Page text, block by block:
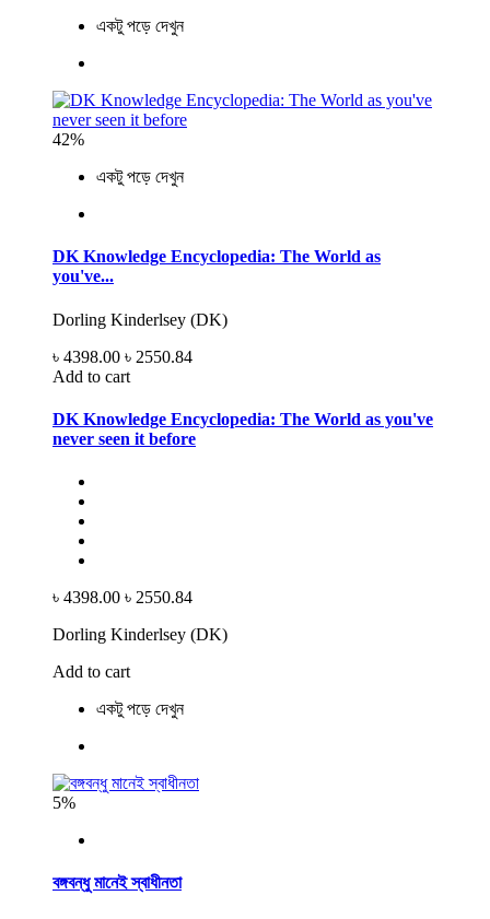
একটু পড়ে দেখুন
42%
একটু পড়ে দেখুন
DK Knowledge Encyclopedia: The World as
you've...
Dorling Kinderlsey (DK)
৳ 4398.00 ৳ 2550.84
Add to cart
DK Knowledge Encyclopedia: The World as you've
never seen it before
৳ 4398.00 ৳ 2550.84
Dorling Kinderlsey (DK)
Add to cart
একটু পড়ে দেখুন
5%
বঙ্গবন্ধু মানেই স্বাধীনতা